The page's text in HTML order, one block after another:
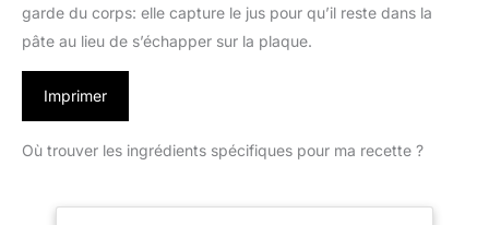
garde du corps: elle capture le jus pour qu’il reste dans la
pâte au lieu de s’échapper sur la plaque.
Imprimer
Où trouver les ingrédients spécifiques pour ma recette ?